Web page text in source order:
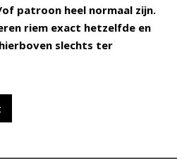
patroon heel normaal zijn.
riem exact hetzelfde en
slechts ter